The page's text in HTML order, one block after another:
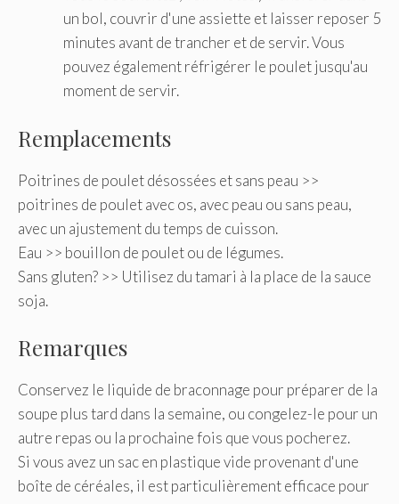
un bol, couvrir d'une assiette et laisser reposer 5
minutes avant de trancher et de servir. Vous
pouvez également réfrigérer le poulet jusqu'au
moment de servir.
Remplacements
Poitrines de poulet désossées et sans peau >>
poitrines de poulet avec os, avec peau ou sans peau,
avec un ajustement du temps de cuisson.
Eau >> bouillon de poulet ou de légumes.
Sans gluten? >> Utilisez du tamari à la place de la sauce
soja.
Remarques
Conservez le liquide de braconnage pour préparer de la
soupe plus tard dans la semaine, ou congelez-le pour un
autre repas ou la prochaine fois que vous pocherez.
Si vous avez un sac en plastique vide provenant d'une
boîte de céréales, il est particulièrement efficace pour